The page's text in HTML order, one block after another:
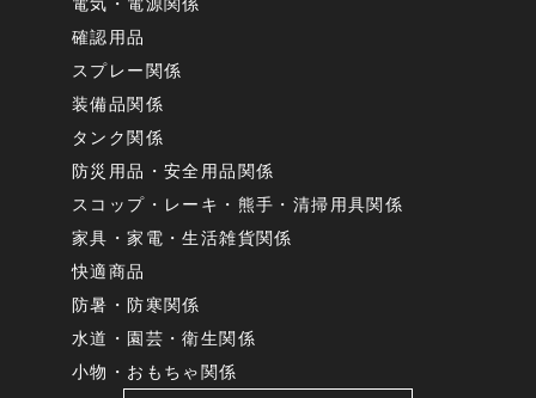
電気・電源関係
確認用品
スプレー関係
装備品関係
タンク関係
防災用品・安全用品関係
スコップ・レーキ・熊手・清掃用具関係
家具・家電・生活雑貨関係
快適商品
防暑・防寒関係
水道・園芸・衛生関係
小物・おもちゃ関係